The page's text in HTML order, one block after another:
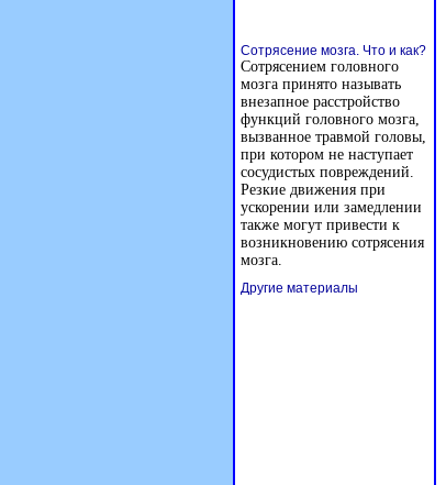
Сотрясение мозга. Что и как?
Сотрясением головного
мозга принято называть
внезапное расстройство
функций головного мозга,
вызванное травмой головы,
при котором не наступает
сосудистых повреждений.
Резкие движения при
ускорении или замедлении
также могут привести к
возникновению сотрясения
мозга.
Другие материалы